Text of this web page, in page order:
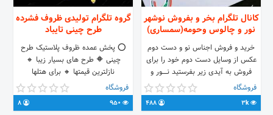
کانال تلگرام بخر و بفروش نوشهر
نور و چالوس وحومه(سمساری)
خرید و فروش اجناس نو و دست دوم
عکس از وسایل دست دوم خود را برای
فروش به آیدی زیر بفرستید نــــــــور و
نوشهـــــــر و چالوس و حومــــــــــه و غیـــــره....
😊👌 برای فروش لباس ترجیحا لباس نو
یا در حد نو باشد 😉 @mmm_honar
فروشگاه
3k
گروه تلگرام تولیدی ظروف فشرده
طرح چینی تایباد
⭕ پخش عمده ظروف پلاستیک طرح
چینی 🔶 طرح های بسیار زیبا 🔸
نازلترین قیمتها 🔸 برای هتلها
FD09GxeSzWDQzYfxfpmlMA
کانال ما @zorofeffeshorde 📱ایدی
خرید👇👇 @A_yask
فروشگاه